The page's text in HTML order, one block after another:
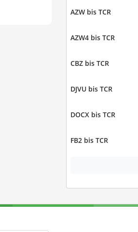
AZW bis TCR
AZW4 bis TCR
CBZ bis TCR
DJVU bis TCR
DOCX bis TCR
FB2 bis TCR